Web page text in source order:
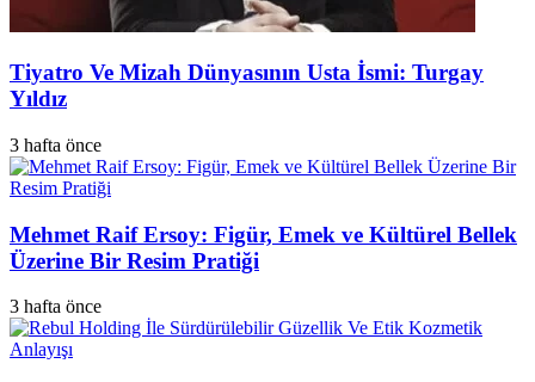
Tiyatro Ve Mizah Dünyasının Usta İsmi: Turgay
Yıldız
3 hafta önce
Mehmet Raif Ersoy: Figür, Emek ve Kültürel Bellek
Üzerine Bir Resim Pratiği
3 hafta önce